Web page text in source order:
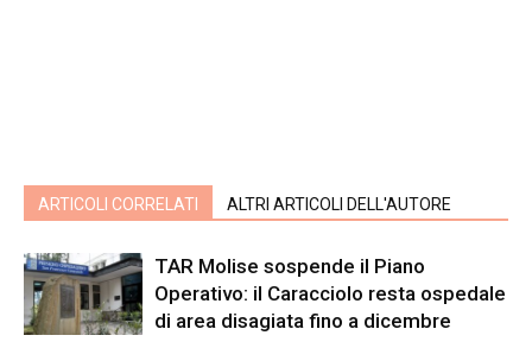
ARTICOLI CORRELATI ALTRI ARTICOLI DELL'AUTORE
TAR Molise sospende il Piano
Operativo: il Caracciolo resta ospedale
di area disagiata fino a dicembre